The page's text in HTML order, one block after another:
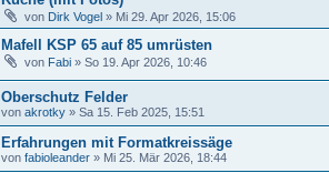
von Dirk Vogel » Mi 29. Apr 2026, 15:06
Mafell KSP 65 auf 85 umrüsten
von Fabi » So 19. Apr 2026, 10:46
Oberschutz Felder
von akrotky » Sa 15. Feb 2025, 15:51
Erfahrungen mit Formatkreissäge
von fabioleander » Mi 25. Mär 2026, 18:44